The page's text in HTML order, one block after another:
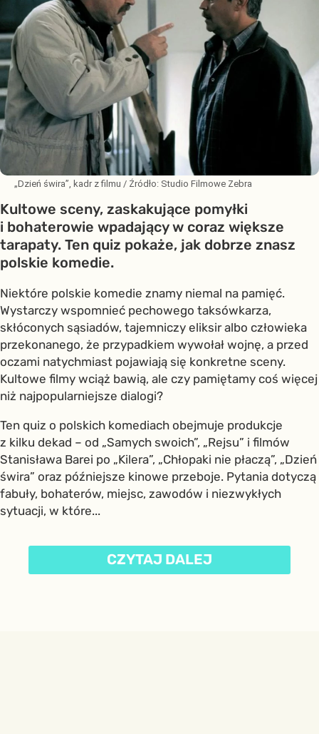
„Dzień świra”, kadr z filmu / Źródło: Studio Filmowe Zebra
Kultowe sceny, zaskakujące pomyłki
i bohaterowie wpadający w coraz większe
tarapaty. Ten quiz pokaże, jak dobrze znasz
polskie komedie.
Niektóre polskie komedie znamy niemal na pamięć.
Wystarczy wspomnieć pechowego taksówkarza,
skłóconych sąsiadów, tajemniczy eliksir albo człowieka
przekonanego, że przypadkiem wywołał wojnę, a przed
oczami natychmiast pojawiają się konkretne sceny.
Kultowe filmy wciąż bawią, ale czy pamiętamy coś więcej
niż najpopularniejsze dialogi?
Ten quiz o polskich komediach obejmuje produkcje
z kilku dekad – od „Samych swoich”, „Rejsu” i filmów
Stanisława Barei po „Kilera”, „Chłopaki nie płaczą”, „Dzień
świra” oraz późniejsze kinowe przeboje. Pytania dotyczą
fabuły, bohaterów, miejsc, zawodów i niezwykłych
sytuacji, w które...
CZYTAJ DALEJ